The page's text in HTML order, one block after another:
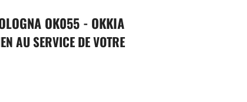
OK055 - OKKIA
AU SERVICE DE VOTRE